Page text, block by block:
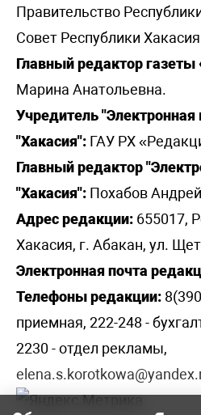
Правительство
Совет Республики
Главный редактор газеты
Марина Анатольевна.
Учредитель "Электронная
"Хакасия": ГАУ РХ
Главный редактор
"Хакасия": Похабов
Адрес редакции: 655017,
Хакасия, г. Абакан, ул.
Электронная почта
Телефоны редакции:
приемная, 222-248 -
2230 - отдел рекламы,